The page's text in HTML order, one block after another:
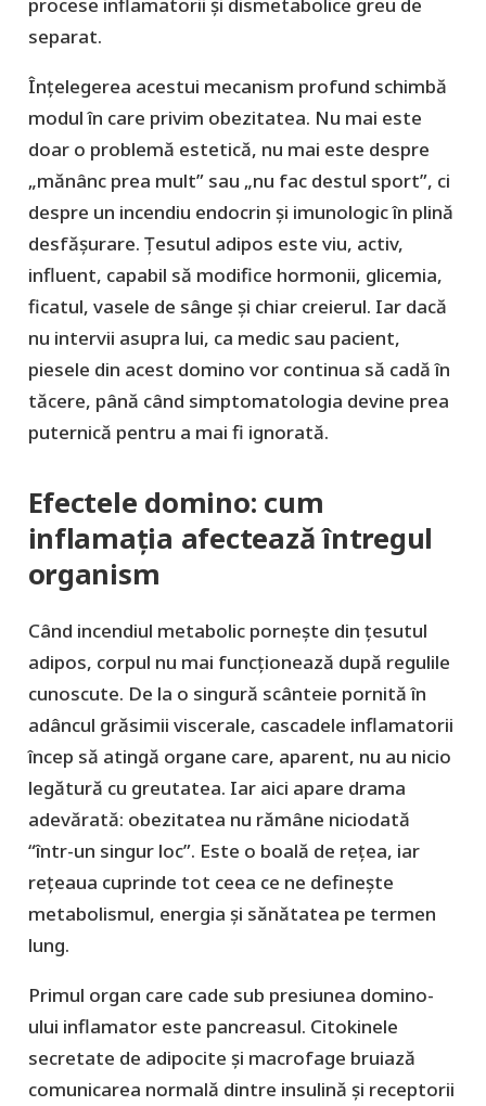
procese inflamatorii și dismetabolice greu de
separat.
Înțelegerea acestui mecanism profund schimbă
modul în care privim obezitatea. Nu mai este
doar o problemă estetică, nu mai este despre
„mănânc prea mult” sau „nu fac destul sport”, ci
despre un incendiu endocrin și imunologic în plină
desfășurare. Țesutul adipos este viu, activ,
influent, capabil să modifice hormonii, glicemia,
ficatul, vasele de sânge și chiar creierul. Iar dacă
nu intervii asupra lui, ca medic sau pacient,
piesele din acest domino vor continua să cadă în
tăcere, până când simptomatologia devine prea
puternică pentru a mai fi ignorată.
Efectele domino: cum
inflamația afectează întregul
organism
Când incendiul metabolic pornește din țesutul
adipos, corpul nu mai funcționează după regulile
cunoscute. De la o singură scânteie pornită în
adâncul grăsimii viscerale, cascadele inflamatorii
încep să atingă organe care, aparent, nu au nicio
legătură cu greutatea. Iar aici apare drama
adevărată: obezitatea nu rămâne niciodată
“într-un singur loc”. Este o boală de rețea, iar
rețeaua cuprinde tot ceea ce ne definește
metabolismul, energia și sănătatea pe termen
lung.
Primul organ care cade sub presiunea domino-
ului inflamator este pancreasul. Citokinele
secretate de adipocite și macrofage bruiază
comunicarea normală dintre insulină și receptorii